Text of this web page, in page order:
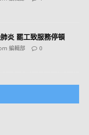
炎 罷工致服務停頓
編輯部 0